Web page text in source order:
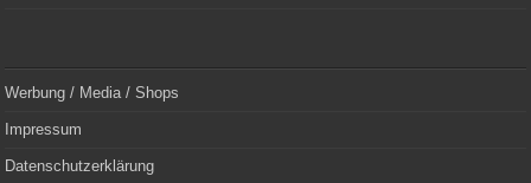
Werbung / Media / Shops
Impressum
Datenschutzerklärung